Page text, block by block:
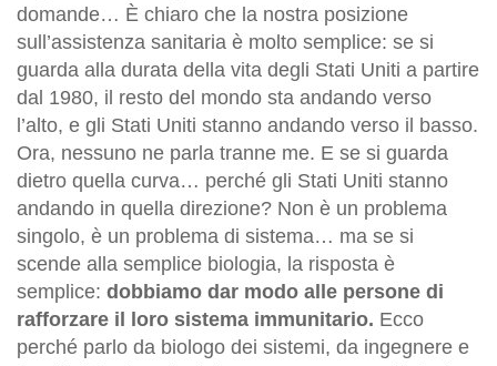
domande… È chiaro che la nostra posizione
sull’assistenza sanitaria è molto semplice: se si
guarda alla durata della vita degli Stati Uniti a partire
dal 1980, il resto del mondo sta andando verso
l’alto, e gli Stati Uniti stanno andando verso il basso.
Ora, nessuno ne parla tranne me. E se si guarda
dietro quella curva… perché gli Stati Uniti stanno
andando in quella direzione? Non è un problema
singolo, è un problema di sistema… ma se si
scende alla semplice biologia, la risposta è
semplice: dobbiamo dar modo alle persone di
rafforzare il loro sistema immunitario. Ecco
perché parlo da biologo dei sistemi, da ingegnere e